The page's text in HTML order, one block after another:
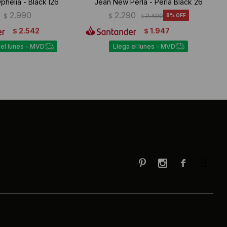
- Black I26
$ 2.990
$ 2.542
lunes - MVD
Jean New Perla - Perla Black 26
$ 2.290 $ 2.490 8
$ 1.947
Llega el lunes - MVD

 